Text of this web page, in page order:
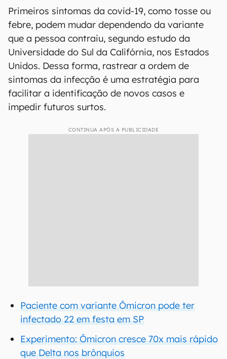
Primeiros sintomas da covid-19, como tosse ou
febre, podem mudar dependendo da variante
que a pessoa contraiu, segundo estudo da
Universidade do Sul da Califórnia, nos Estados
Unidos. Dessa forma, rastrear a ordem de
sintomas da infecção é uma estratégia para
facilitar a identificação de novos casos e
impedir futuros surtos.
CONTINUA APÓS A PUBLICIDADE
Paciente com variante Ômicron pode ter
infectado 22 em festa em SP
Experimento: Ômicron cresce 70x mais rápido
que Delta nos brônquios